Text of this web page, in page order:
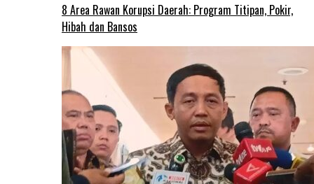
8 Area Rawan Korupsi Daerah: Program Titipan, Pokir,
Hibah dan Bansos